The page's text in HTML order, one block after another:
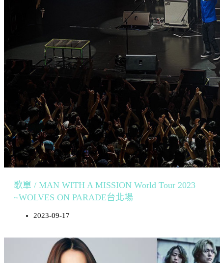
歌單 / MAN WITH A MISSION World Tour 2023
~WOLVES ON PARADE台北場
2023-09-17